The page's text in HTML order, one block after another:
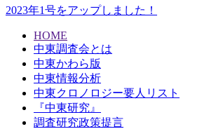
2023年1号をアップしました！
HOME
中東調査会とは
中東かわら版
中東情報分析
中東クロノロジー要人リスト
『中東研究』
調査研究政策提言